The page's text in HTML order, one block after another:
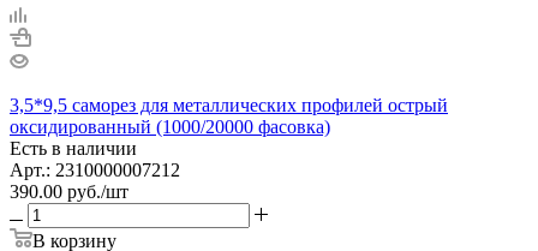
3,5*9,5 саморез для металлических профилей острый
оксидированный (1000/20000 фасовка)
Есть в наличии
Арт.: 2310000007212
390.00 руб./шт
В корзину